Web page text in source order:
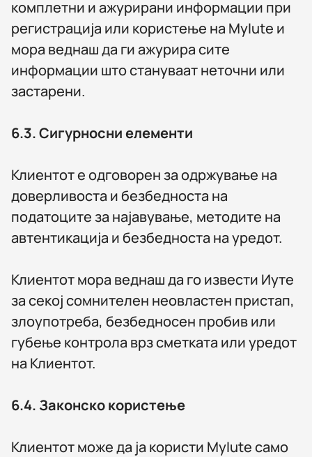
комплетни и ажурирани информации при
регистрација или користење на MyIute и
мора веднаш да ги ажурира сите
информации што стануваат неточни или
застарени.
6.3.Сигурносни елементи
Клиентот е одговорен за одржување на
доверливоста и безбедноста на
податоците за најавување, методите на
автентикација и безбедноста на уредот.
Клиентот мора веднаш да го извести Иуте
за секој сомнителен неовластен пристап,
злоупотреба, безбедносен пробив или
губење контрола врз сметката или уредот
на Клиентот.
6.4. Законско користење
Клиентот може да ја користи MyIute само